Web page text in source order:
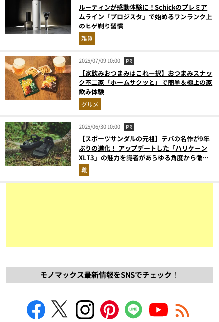
ルーティンが感動体験に！Schickのプレミア
ムライン「プロジスタ」で始めるワンランク上
のヒゲ剃り習慣
雑貨
2026/07/09 10:00 PR
【家飲みおつまみはこれ一択】おつまみスナッ
ク不二家「ホームサクッと」で簡単＆極上の家
飲み体験
グルメ
2026/06/30 10:00 PR
【スポーツサンダルの元祖】テバの名作が9年
ぶりの進化！ アップデートした「ハリケーン
XLT3」の魅力を識者があらゆる角度から徹底
解説！
靴
モノマックス最新情報をSNSでチェック！